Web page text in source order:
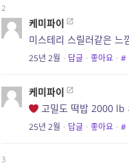
2
케미파이
미스테리 스릴러같은 느
25년 2월 · 답글 · 좋아요 · #
케미파이
고밀도 떡밥 2000 lb
25년 2월 · 답글 · 좋아요 · #
3